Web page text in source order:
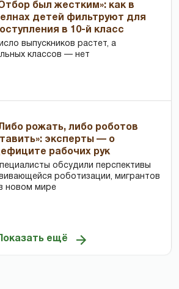
был жестким»: как в
детей фильтруют для
в 10-й класс
выпускников растет, а
классов — нет
рожать, либо роботов
эксперты — о
рабочих рук
обсудили перспективы
роботизации, мигрантов
новом мире
Показать ещё